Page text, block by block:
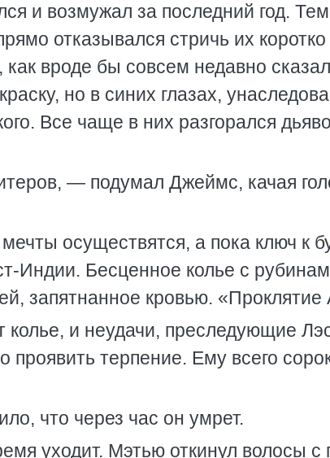
и возмужал за последний год.
отказывался стричь их
как вроде бы совсем недавно
но в синих глазах,
Все чаще в них разгорался
— подумал Джеймс, качая
осуществятся, а пока ключ к
Индии. Бесценное колье с
запятнанное кровью. «Проклятие
и неудачи, преследующие
терпение. Ему всего
что через час он умрет.
уходит. Мэтью откинул волосы с